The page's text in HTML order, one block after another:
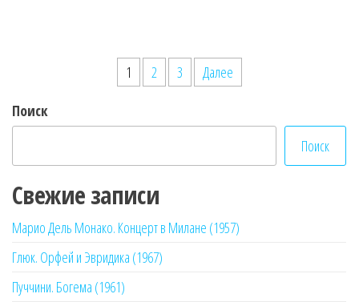
записей
1 2 3
Далее
Поиск
Поиск
Свежие записи
Марио Дель Монако. Концерт в Милане (1957)
Глюк. Орфей и Эвридика (1967)
Пуччини. Богема (1961)